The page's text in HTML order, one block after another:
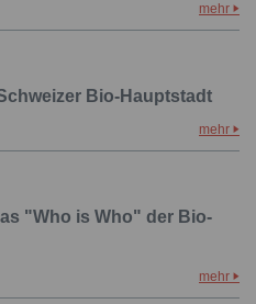
mehr
Bio-Hauptstadt
mehr
"Who is Who" der Bio-
mehr